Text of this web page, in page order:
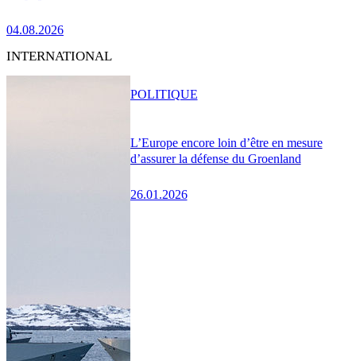
04.08.2026
INTERNATIONAL
L’Europe encore loin d’être en mesure
d’assurer la défense du Groenland
26.01.2026
POLITIQUE